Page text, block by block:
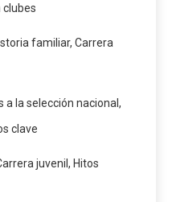
clubes
familiar, Carrera
a la selección nacional,
clave
juvenil, Hitos